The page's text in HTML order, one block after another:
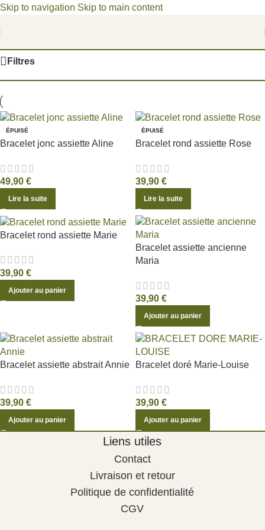
Skip to navigation Skip to main content
Filtres
ÉPUISÉ
Bracelet jonc assiette Aline
49,90 €
Lire la suite
ÉPUISÉ
Bracelet rond assiette Rose
39,90 €
Lire la suite
Bracelet rond assiette Marie
39,90 €
Ajouter au panier
Bracelet assiette ancienne
Maria
39,90 €
Ajouter au panier
Bracelet assiette abstrait Annie
39,90 €
Ajouter au panier
Bracelet doré Marie-Louise
39,90 €
Ajouter au panier
Liens utiles
Contact
Livraison et retour
Politique de confidentialité
CGV